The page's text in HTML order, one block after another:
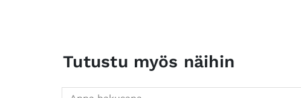
Tutustu myös näihin